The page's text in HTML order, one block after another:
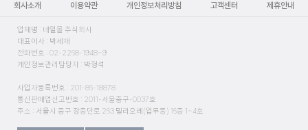
회사소개 이용약관 개인정보처리방침 고객센터 제휴안내
업체명 : 네일몰 주식회사
대표이사 : 박세재
전화번호 : 02-2268-1948~9
개인정보관리담당자 : 박형석
사업자등록번호 : 201-86-18878
통신판매업신고번호 : 2011-서울중구-0037호
주소 : 서울시 중구 장충단로 263 밀리오레(업무동) 16층 1~4호